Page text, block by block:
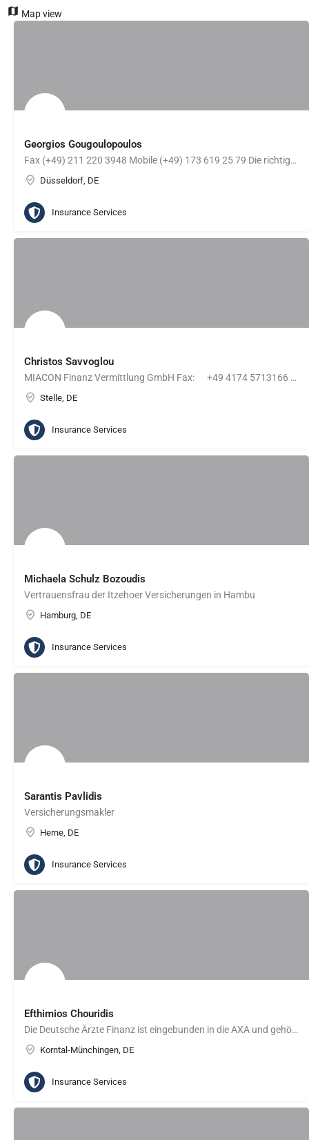
Map view
Georgios Gougoulopoulos
Fax (+49) 211 220 3948 Mobile (+49) 173 619 25 79 Die richtige Versicherung für Sie zu finden ist…
Düsseldorf, DE
Insurance Services
Christos Savvoglou
MIACON Finanz Vermittlung GmbH Fax: +49 4174 5713166 SMS: +49 152 36229432
Stelle, DE
Insurance Services
Michaela Schulz Bozoudis
Vertrauensfrau der Itzehoer Versicherungen in Hambu
Hamburg, DE
Insurance Services
Sarantis Pavlidis
Versicherungsmakler
Herne, DE
Insurance Services
Efthimios Chouridis
Die Deutsche Ärzte Finanz ist eingebunden in die AXA und gehört gemeinsam mit den Partnern Deutsche…
Korntal-Münchingen, DE
Insurance Services